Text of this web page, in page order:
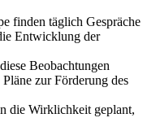
finden täglich Gespräche
Entwicklung der
Beobachtungen
zur Förderung des
die Wirklichkeit geplant,